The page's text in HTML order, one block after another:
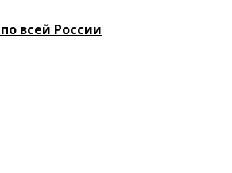
всей России